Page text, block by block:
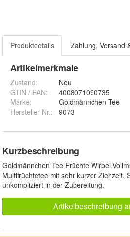
Produktdetails Zahlung, Versand
Artikelmerkmale
Zustand:
Neu
GTIN / EAN:
4008071090735
Marke:
Goldmännchen Tee
Hersteller Nr.:
9073
Kurzbeschreibung
Goldmännchen Tee Früchte
Multifrüchtetee mit sehr kurzer Ziehzeit.
unkompliziert in der Zubereitung.
Artikelbeschreibung